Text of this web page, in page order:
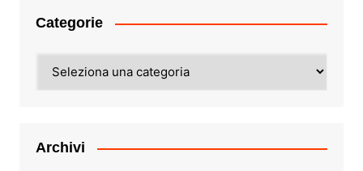
Categorie
Archivi